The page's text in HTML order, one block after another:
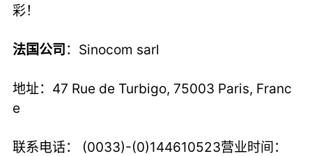
彩！
法国公司 ：Sinocom sarl
地址：47 Rue de Turbigo, 75003 Paris, Franc
e
联系电话： (0033)-(0)144610523营业时间：